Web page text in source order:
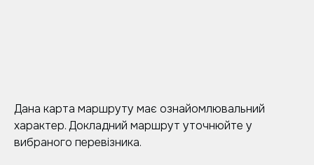
Дана карта маршруту має ознайомлювальний
характер. Докладний маршрут уточнюйте у
вибраного перевізника.